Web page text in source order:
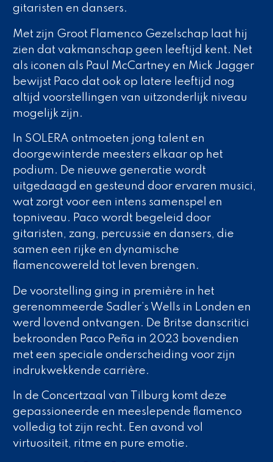
gitaristen en dansers.
Met zijn Groot Flamenco Gezelschap laat hij
zien dat vakmanschap geen leeftijd kent. Net
als iconen als Paul McCartney en Mick Jagger
bewijst Paco dat ook op latere leeftijd nog
altijd voorstellingen van uitzonderlijk niveau
mogelijk zijn.
In SOLERA ontmoeten jong talent en
doorgewinterde meesters elkaar op het
podium. De nieuwe generatie wordt
uitgedaagd en gesteund door ervaren musici,
wat zorgt voor een intens samenspel en
topniveau. Paco wordt begeleid door
gitaristen, zang, percussie en dansers, die
samen een rijke en dynamische
flamencowereld tot leven brengen.
De voorstelling ging in première in het
gerenommeerde Sadler’s Wells in Londen en
werd lovend ontvangen. De Britse danscritici
bekroonden Paco Peña in 2023 bovendien
met een speciale onderscheiding voor zijn
indrukwekkende carrière.
In de Concertzaal van Tilburg komt deze
gepassioneerde en meeslepende flamenco
volledig tot zijn recht. Een avond vol
virtuositeit, ritme en pure emotie.